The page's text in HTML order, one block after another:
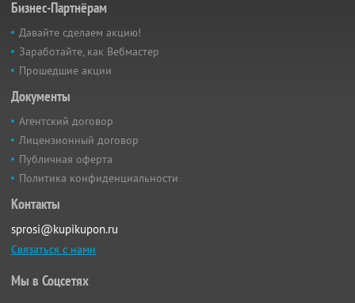
Бизнес-Партнёрам
Давайте сделаем акцию!
Заработайте, как Вебмастер
Прошедшие акции
Документы
Агентский договор
Лицензионный договор
Публичная оферта
Политика конфиденциальности
Контакты
sprosi@kupikupon.ru
Связаться с нами
Мы в Соцсетях